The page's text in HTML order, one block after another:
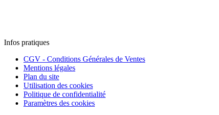
Infos pratiques
CGV - Conditions Générales de Ventes
Mentions légales
Plan du site
Utilisation des cookies
Politique de confidentialité
Paramètres des cookies